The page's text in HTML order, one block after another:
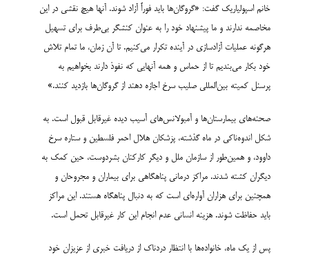
خانم اسپولیاریک گفت: «گروگان­‌ها باید فوراً آزاد شوند. آنها هیچ نقشی در این
مخاصمه ندارند و ما پیشنهاد خود را به عنوان کنشگر بی‌­طرف برای تسهیل
هرگونه عملیات آزادسازی در آینده تکرار می‌­کنیم. تا آن زمان، ما تمام تلاش‌
خود بکار می‌­بندیم تا از حماس و همه آنهایی که نفوذ دارند بخواهیم به
پرسنل کمیته بین‌­المللی صلیب سرخ اجازه دهند از گروگان‌ها بازدید کنند.»
صحنه­‌های بیمارستان‌­ها و آمبولانس‌­های آسیب دیده غیرقابل قبول است. به
شکل اندوه‌ناکی در ماه گذشته، پزشکان هلال احمر فلسطین و ستاره سرخ
داوود، و همین‌طور از سازمان ملل و دیگر کارکنان بشردوست، حین کمک به
دیگران کشته شدند. مراکز درمانی پناهگاهی برای بیماران و مجروحان و
همچنین برای هزاران آواره‌ای است که به دنبال پناهگاه هستند. این مراکز
باید حفاظت شوند. هزینه انسانی عدم انجام این کار غیرقابل تحمل است.
پس از یک ماه، خانواده­‌ها با انتظار دردناک از دریافت خبری از عزیزان خود